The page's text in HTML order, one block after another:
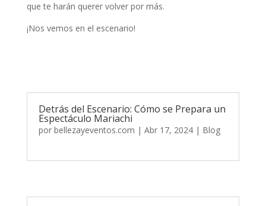
que te harán querer volver por más.
¡Nos vemos en el escenario!
Detrás del Escenario: Cómo se Prepara un
Espectáculo Mariachi
por bellezayeventos.com | Abr 17, 2024| Blog